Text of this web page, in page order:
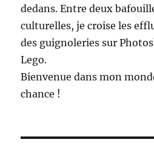
dedans. Entre deux
culturelles, je croise les
des guignoleries sur
Lego.
Bienvenue dans mon
chance !